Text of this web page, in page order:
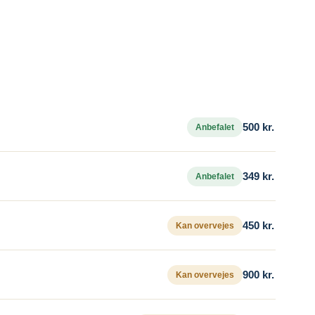
Anbefalet 500 kr.
Anbefalet 349 kr.
Kan overvejes 450 kr.
Kan overvejes 900 kr.